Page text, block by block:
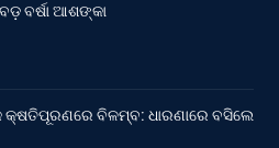
ବର୍ଷା ଆଶଙ୍କା
କ୍ଷତିପୂରଣରେ ବିଳମ୍ବ: ଧାରଣାରେ ବସିଲେ